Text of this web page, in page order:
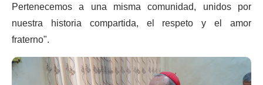
Pertenecemos a una misma comunidad, unidos por
nuestra historia compartida, el respeto y el amor
fraterno".